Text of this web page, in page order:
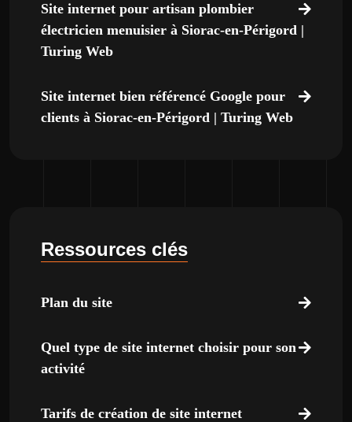
Site internet pour artisan plombier
électricien menuisier à Siorac-en-Périgord |
Turing Web
Site internet bien référencé Google pour
clients à Siorac-en-Périgord | Turing Web
Ressources clés
Plan du site
Quel type de site internet choisir pour son
activité
Tarifs de création de site internet